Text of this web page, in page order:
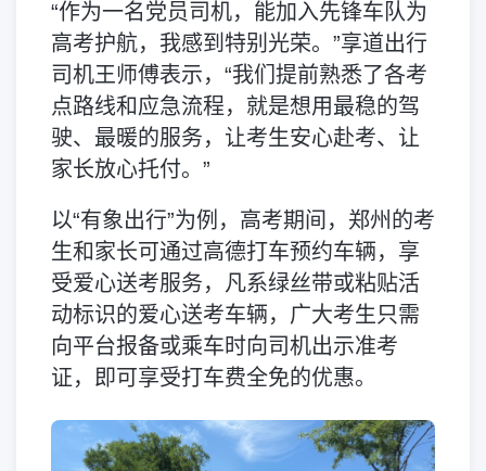
“作为一名党员司机，能加入先锋车队为
高考护航，我感到特别光荣。”享道出行
司机王师傅表示，“我们提前熟悉了各考
点路线和应急流程，就是想用最稳的驾
驶、最暖的服务，让考生安心赴考、让
家长放心托付。”
以“有象出行”为例，高考期间，郑州的考
生和家长可通过高德打车预约车辆，享
受爱心送考服务，凡系绿丝带或粘贴活
动标识的爱心送考车辆，广大考生只需
向平台报备或乘车时向司机出示准考
证，即可享受打车费全免的优惠。